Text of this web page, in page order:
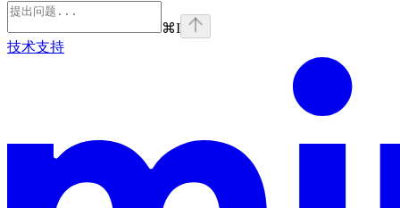
⌘I
技术支持